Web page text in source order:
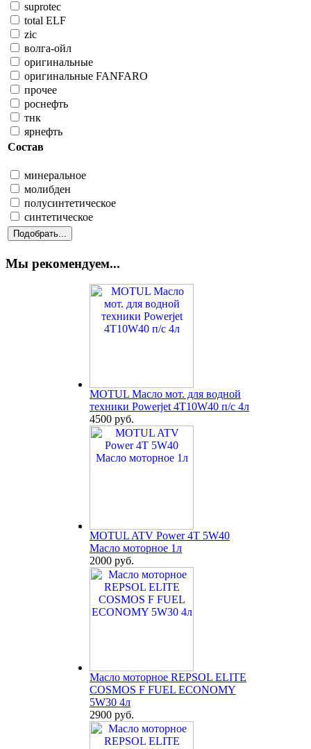
suprotec
total ELF
zic
волга-ойл
оригинальные
оригинальные FANFARO
прочее
роснефть
тнк
ярнефть
Состав
минеральное
молибден
полусинтетическое
синтетическое
Мы рекомендуем...
MOTUL Масло мот. для водной
техники Powerjet 4T10W40 п/с 4л
4500 руб.
MOTUL ATV Power 4T 5W40
Масло моторное 1л
2000 руб.
Масло моторное REPSOL ELITE
COSMOS F FUEL ECONOMY
5W30 4л
2900 руб.